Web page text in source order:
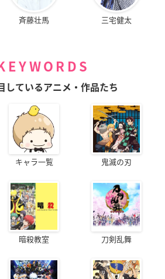
斉藤壮馬 三宅健太
KEYWORDS
しているアニメ・作品たち
キャラ一覧 鬼滅の刃
暗殺教室 刀剣乱舞